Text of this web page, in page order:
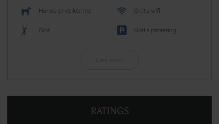
Hunde er velkomne Gratis wifi
Golf Gratis parkering
RATINGS